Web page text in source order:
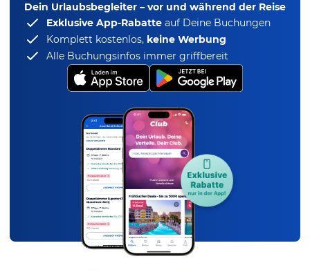
Dein Urlaubsbegleiter – vor und während der Reise
Exklusive App-Rabatte auf Deine Buchungen
Komplett kostenlos, keine Werbung
Alle Buchungsinfos immer griffbereit